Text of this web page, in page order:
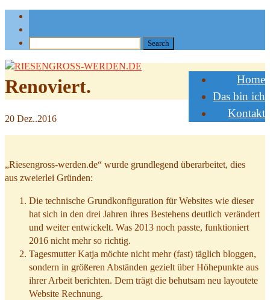
Home
Das bin ich
Kontakt
Renoviert.
20 Dez..2016
„Riesengross-werden.de“ wurde grundlegend überarbeitet, dies
aus zweierlei Gründen:
Die technische Grundkonfiguration für Websites wie dieser
hat sich in den drei Jahren ihres Bestehens deutlich verändert
und weiter entwickelt. Was 2013 noch passte, funktioniert
2016 nicht mehr so richtig.
Tagesmutter Katja möchte nicht mehr (fast) täglich bloggen,
sondern in größeren Abständen gezielt über Höhepunkte aus
ihrer Arbeit berichten. Dem trägt die behutsam neu layoutete
Website Rechnung.